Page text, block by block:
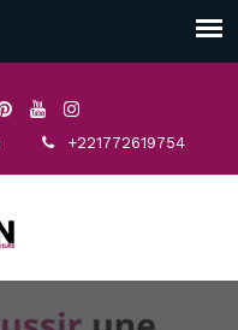
+221772619754